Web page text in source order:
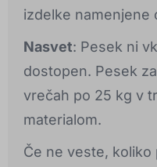
izdelke namenjene
Nasvet: Pesek ni
dostopen. Pesek
vrečah po 25 kg v
materialom.
Če ne veste,